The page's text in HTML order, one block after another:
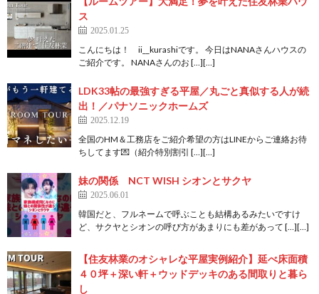
ス
2025.01.25
こんにちは！ ii__kurashiです。 今日はNANAさんハウスの
ご紹介です。 NANAさんのお […][…]
LDK33帖の最強すぎる平屋／丸ごと真似する人が続
出！／パナソニックホームズ
2025.12.19
全国のHM＆工務店をご紹介希望の方はLINEからご連絡お待
ちしてます💌（紹介特別割引 […][…]
妹の関係 NCT WISH シオンとサクヤ
2025.06.01
韓国だと、フルネームで呼ぶことも結構あるみたいですけ
ど、サクヤとシオンの呼び方があまりにも差があって […][…]
【住友林業のオシャレな平屋実例紹介】延べ床面積
４０坪＋深い軒＋ウッドデッキのある間取りと暮ら
し